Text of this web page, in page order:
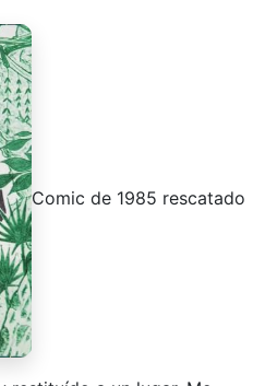
Comic de 1985 rescatado